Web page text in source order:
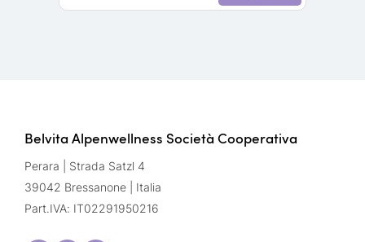
Belvita Alpenwellness Società Cooperativa
Perara | Strada Satzl 4
39042 Bressanone | Italia
Part.IVA: IT02291950216